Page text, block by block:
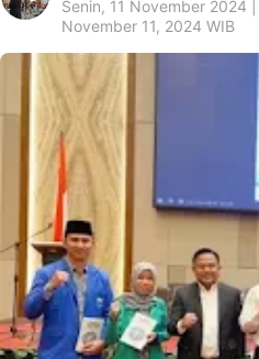
Senin, 11 November 2024 |
November 11, 2024 WIB